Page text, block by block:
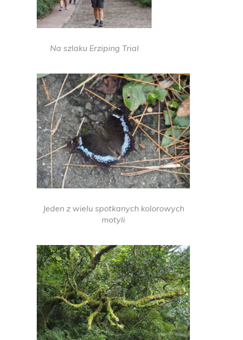
Na szlaku Erziping Trial
Jeden z wielu spotkanych kolorowych
motyli